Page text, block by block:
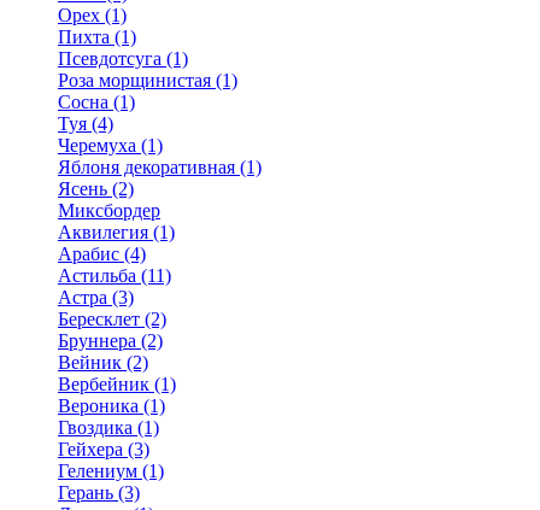
Орех (1)
Пихта (1)
Псевдотсуга (1)
Роза морщинистая (1)
Сосна (1)
Туя (4)
Черемуха (1)
Яблоня декоративная (1)
Ясень (2)
Миксбордер
Аквилегия (1)
Арабис (4)
Астильба (11)
Астра (3)
Бересклет (2)
Бруннера (2)
Вейник (2)
Вербейник (1)
Вероника (1)
Гвоздика (1)
Гейхера (3)
Гелениум (1)
Герань (3)